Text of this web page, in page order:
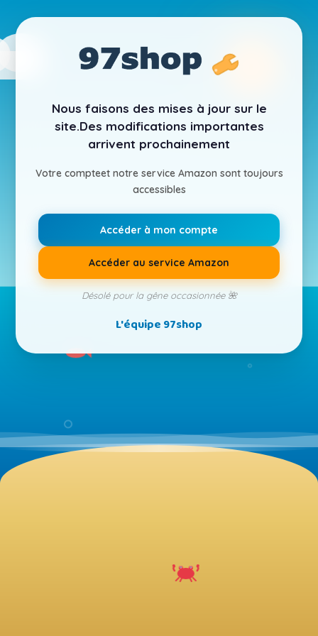
Nous faisons des mises à jour sur le
site.Des modifications importantes
arrivent prochainement
Votre compteet notre service Amazon sont toujours
accessibles
Accéder à mon compte
Accéder au service Amazon
Désolé pour la gêne occasionnée 🌺
L'équipe 97shop